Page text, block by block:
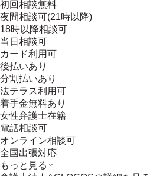
初回相談無料
夜間相談可(21時以降)
18時以降相談可
当日相談可
カード利用可
後払いあり
分割払いあり
法テラス利用可
着手金無料あり
女性弁護士在籍
電話相談可
オンライン相談可
全国出張対応
もっと見る